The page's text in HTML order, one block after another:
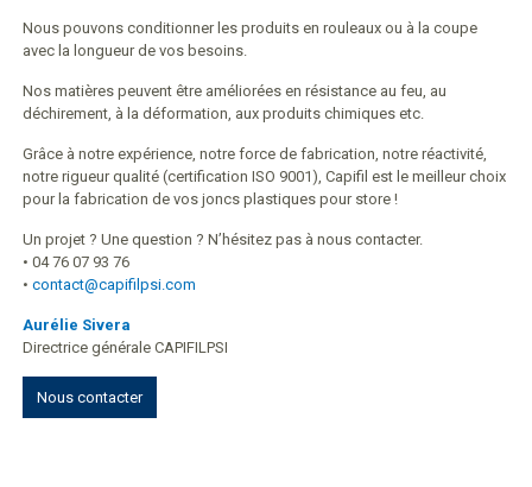
Nous pouvons conditionner les produits en rouleaux ou à la coupe
avec la longueur de vos besoins.
Nos matières peuvent être améliorées en résistance au feu, au
déchirement, à la déformation, aux produits chimiques etc.
Grâce à notre expérience, notre force de fabrication, notre réactivité,
notre rigueur qualité (certification ISO 9001), Capifil est le meilleur choix
pour la fabrication de vos joncs plastiques pour store !
Un projet ? Une question ? N’hésitez pas à nous contacter.
•04 76 07 93 76
•contact@capifilpsi.com
Aurélie Sivera
Directrice générale CAPIFILPSI
Nous contacter